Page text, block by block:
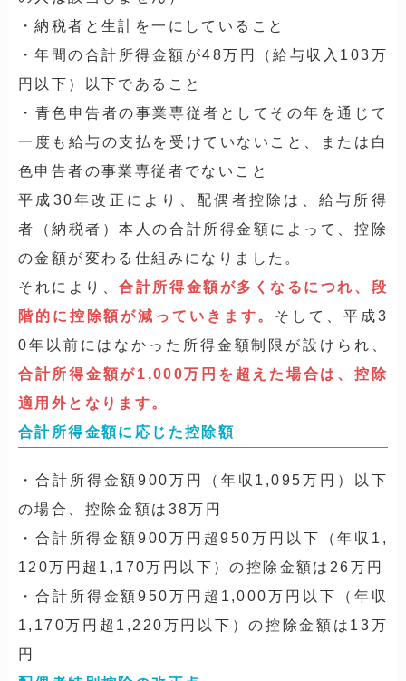
・納税者と生計を一にしていること
・年間の合計所得金額が48万円（給与収入103万
円以下）以下であること
・青色申告者の事業専従者としてその年を通じて
一度も給与の支払を受けていないこと、または白
色申告者の事業専従者でないこと
平成30年改正により、配偶者控除は、給与所得
者（納税者）本人の合計所得金額によって、控除
の金額が変わる仕組みになりました。
それにより、合計所得金額が多くなるにつれ、段
階的に控除額が減っていきます。 そして、平成3
0年以前にはなかった所得金額制限が設けられ、
合計所得金額が1,000万円を超えた場合は、控除
適用外となります。
合計所得金額に応じた控除額
・合計所得金額900万円（年収1,095万円）以下
の場合、控除金額は38万円
・合計所得金額900万円超950万円以下（年収1,
120万円超1,170万円以下）の控除金額は26万円
・合計所得金額950万円超1,000万円以下（年収
1,170万円超1,220万円以下）の控除金額は13万
円